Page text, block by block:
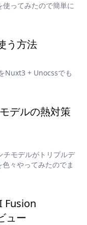
ってみたので簡単に
う方法
Nuxt3 + Unocssでも
デルの熱対策
モデルがトリプルデ
々やってみたのでま
Fusion
ュー